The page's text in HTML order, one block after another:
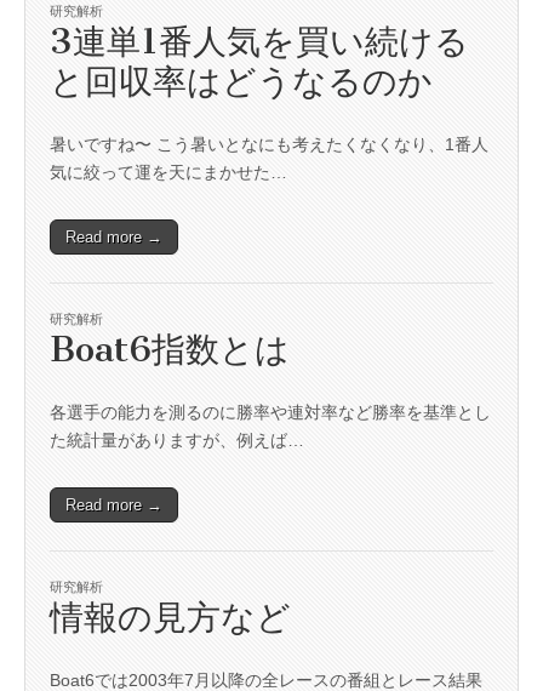
研究解析
3連単1番人気を買い続ける
と回収率はどうなるのか
暑いですね〜 こう暑いとなにも考えたくなくなり、1番人
気に絞って運を天にまかせた…
Read more →
研究解析
Boat6指数とは
各選手の能力を測るのに勝率や連対率など勝率を基準とし
た統計量がありますが、例えば…
Read more →
研究解析
情報の見方など
Boat6では2003年7月以降の全レースの番組とレース結果